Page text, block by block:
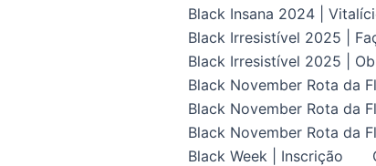
Black Insana 2024 |
Black Irresistível 2025 |
Black Irresistível 2025 |
Black November Rota da
Black November Rota da
Black November Rota da
Black Week | Inscrição